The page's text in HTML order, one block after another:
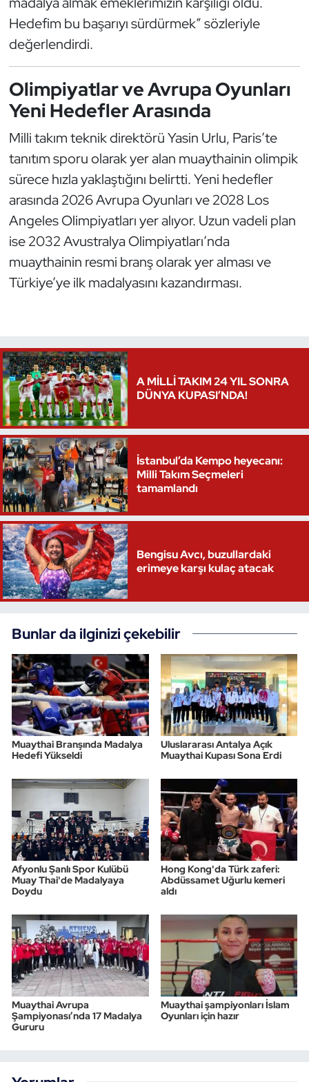
Hedefim bu başarıyı sürdürmek” sözleriyle
değerlendirdi.
Olimpiyatlar ve Avrupa Oyunları
Yeni Hedefler Arasında
Milli takım teknik direktörü Yasin Urlu, Paris’te
tanıtım sporu olarak yer alan muaythainin olimpik
sürece hızla yaklaştığını belirtti. Yeni hedefler
arasında 2026 Avrupa Oyunları ve 2028 Los
Angeles Olimpiyatları yer alıyor. Uzun vadeli plan
ise 2032 Avustralya Olimpiyatları’nda
muaythainin resmi branş olarak yer alması ve
Türkiye’ye ilk madalyasını kazandırması.
A MİLLİ TAKIM 24 YIL SONRA
DÜNYA KUPASI’NDA!
İstanbul’da Kempo heyecanı:
Milli Takım Seçmeleri
tamamlandı
Bengisu Avcı, buzullardaki
erimeye karşı kulaç atacak
Bunlar da ilginizi çekebilir
Muaythai Branşında Madalya
Hedefi Yükseldi
Uluslararası Antalya Açık
Muaythai Kupası Sona Erdi
Afyonlu Şanlı Spor Kulübü
Muay Thai'de Madalyaya
Doydu
Hong Kong'da Türk zaferi:
Abdüssamet Uğurlu kemeri
aldı
Muaythai Avrupa
Şampiyonası’nda 17 Madalya
Gururu
Muaythai şampiyonları İslam
Oyunları için hazır
Triatlon
Voleybol
Vücut Geliştirme Fitness
Wushu Kungfu
Yelken
Yüzme